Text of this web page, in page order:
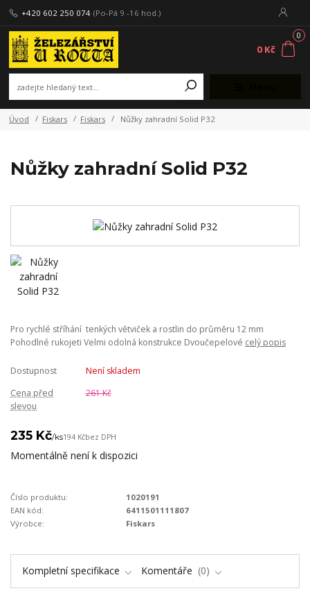
+420 602 250 074 (Po-Pá 9 -16 hod.)
0
0 Kč
Úvod Fiskars Fiskars Nůžky zahradní Solid P32
Nůžky zahradní Solid P32
Pro rychlé stříhání tenkých větviček a rostlin do průměru 12 mm
Pohodlné rukojeti Velmi odolná konstrukce Dvoučepelové celý popis
Dostupnost
Není skladem
Cena před
slevou
261 Kč
235 Kč/ks194 Kčbez DPH
Momentálně není k dispozici
Číslo produktu:
1020191
EAN kód:
6411501111807
Výrobce:
Fiskars
Kompletní specifikace Komentáře 0